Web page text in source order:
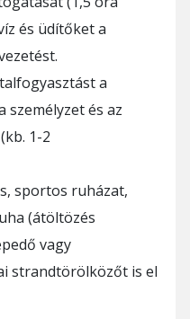
és üdítőket a
a
személyzet és az
1-2
sportos ruházat,
(átöltözés
vagy
strandtörölközőt is el